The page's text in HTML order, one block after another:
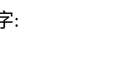
: